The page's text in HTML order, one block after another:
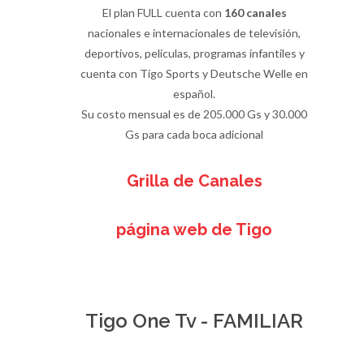
El plan FULL cuenta con 160 canales
nacionales e internacionales de televisión,
deportivos, peliculas, programas infantiles y
cuenta con Tigo Sports y Deutsche Welle en
español.
Su costo mensual es de 205.000 Gs y 30.000
Gs para cada boca adicional
Grilla de Canales
página web de Tigo
Tigo One Tv - FAMILIAR